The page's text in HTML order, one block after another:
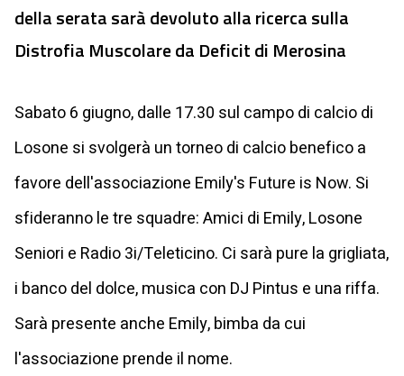
della serata sarà devoluto alla ricerca sulla
Distrofia Muscolare da Deficit di Merosina
Sabato 6 giugno, dalle 17.30 sul campo di calcio di
Losone si svolgerà un torneo di calcio benefico a
favore dell'associazione Emily's Future is Now. Si
sfideranno le tre squadre: Amici di Emily, Losone
Seniori e Radio 3i/Teleticino. Ci sarà pure la grigliata,
i banco del dolce, musica con DJ Pintus e una riffa.
Sarà presente anche Emily, bimba da cui
l'associazione prende il nome.